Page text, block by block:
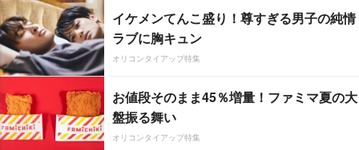
イケメンてんこ盛り！尊すぎる男子の純情
ラブに胸キュン
オリコンタイアップ特集
お値段そのまま45％増量！ファミマ夏の大
盤振る舞い
オリコンタイアップ特集